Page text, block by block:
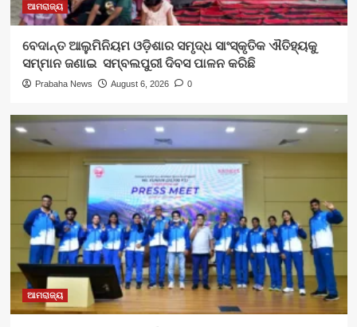
ଆମରାଜ୍ୟ
ବେଦାନ୍ତ ଆଲୁମିନିୟମ ଓଡ଼ିଶାର ସମୃଦ୍ଧ ସାଂସ୍କୃତିକ ଐତିହ୍ୟକୁ
ସମ୍ମାନ ଜଣାଇ ସମ୍ବଲପୁରୀ ଦିବସ ପାଳନ କରିଛି
Prabaha News August 6, 2026 0
ଆମରାଜ୍ୟ